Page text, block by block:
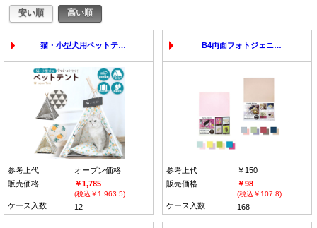
猫・小型犬用ペットテ…
参考上代
オープン価格
販売価格
￥1,785
(税込￥1,963.5)
ケース入数 12
B4両面フォトジェニ…
参考上代
￥150
販売価格
￥98
(税込￥107.8)
ケース入数 168